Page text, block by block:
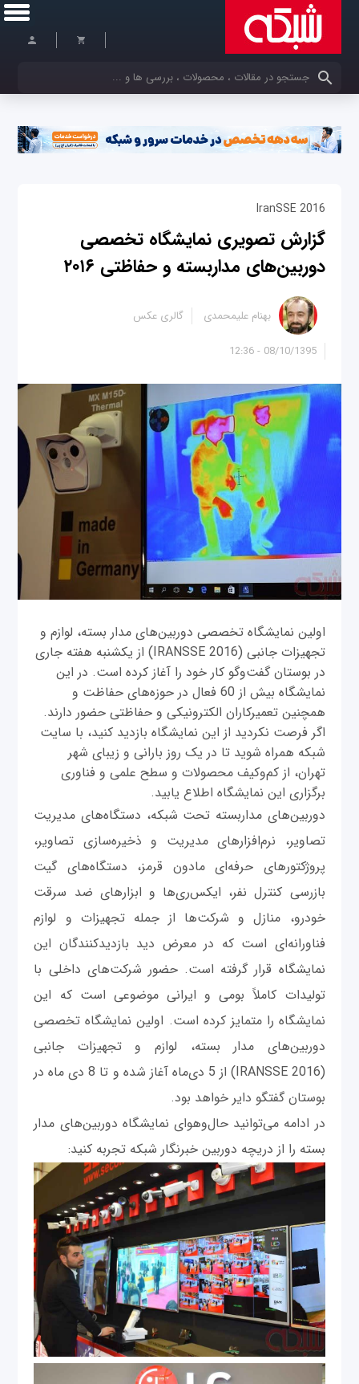
کلمات کلیدی خود را وارد کنید
IranSSE 2016
گزارش تصویری نمایشگاه تخصصی
دوربین‌‌های مداربسته و حفاظتی ۲۰۱۶
08/10/1395 - 12:36
بهنام علیمحمدی گالری عکس
اولین نمایشگاه تخصصی دوربین‌‌های مدار بسته، لوازم و
تجهیزات جانبی (IRANSSE 2016) از یکشنبه هفته جاری
در بوستان گفت‌وگو کار خود را آغاز کرده است. در این
نمایشگاه بیش از 60 فعال در حوزه‌های حفاظت و
همچنین تعمیرکاران الکترونیکی و حفاظتی حضور دارند.
اگر فرصت نکردید از این نمایشگاه بازدید کنید، با سایت
شبکه همراه شوید تا در یک روز بارانی و زیبای شهر
تهران، از کم‌و‌کیف محصولات و سطح علمی و فناوری
برگزاری این نمایشگاه اطلاع یابید.
دوربین‌‌های مداربسته تحت شبکه، دستگاه‌های مدیریت
تصاویر، نرم‌افزار‌های مدیریت و ذخیره‌سازی تصاویر،
پروژکتورهای حرفه‌ای مادون قرمز، دستگاه‌های گیت
بازرسی کنترل نفر، ایکس‌ری‌ها و ابزارهای ضد سرقت
خودرو، منازل و شرکت‌ها از جمله تجهیزات و لوازم
فناورانه‌ای است که در معرض دید بازدیدکنندگان این
نمایشگاه قرار گرفته است. حضور شرکت‌های داخلی با
تولیدات کاملاً بومی و ایرانی موضوعی است که این
نمایشگاه را متمایز کرده است. اولین نمایشگاه تخصصی
دوربین‌‌های مدار بسته، لوازم و تجهیزات جانبی
(IRANSSE 2016) از 5 دی‌ماه آغاز شده و تا 8 دی ماه در
بوستان گفتگو دایر خواهد بود.
در ادامه می‌توانید حال‌و‌هوای نمایشگاه دوربین‌‌های مدار
بسته را از دریچه دوربین خبرنگار شبکه تجربه کنید: